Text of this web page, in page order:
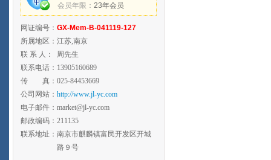
会员年限： 23年会员
网证编号： GX-Mem-B-041119-127
所属地区： 江苏,南京
联 系 人：
周先生
联系电话： 13905160689
传 真： 025-84453669
公司网站： http://www.jl-yc.com
电子邮件： market@jl-yc.com
邮政编码： 211135
联系地址： 南京市麒麟镇富民开发区开城
路９号